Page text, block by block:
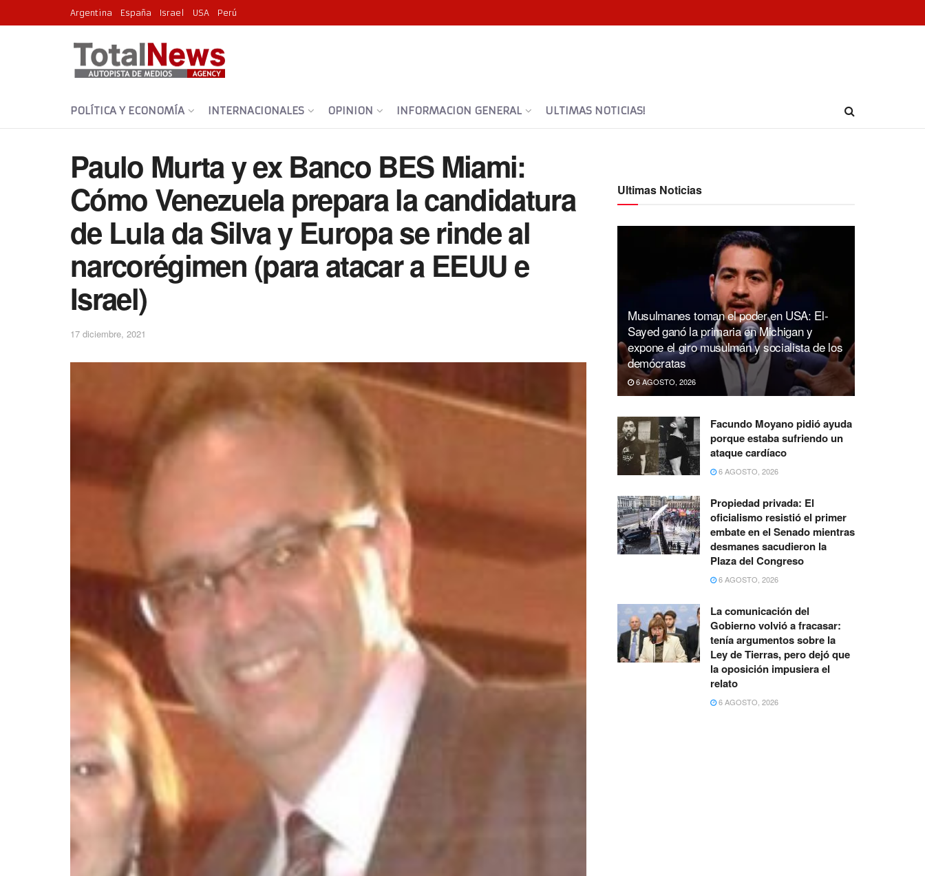
Argentina España Israel USA Perú
POLÍTICA Y ECONOMÍA INTERNACIONALES OPINION INFORMACION GENERAL ULTIMAS NOTICIAS!
Paulo Murta y ex Banco BES Miami:
Cómo Venezuela prepara la candidatura
de Lula da Silva y Europa se rinde al
narcorégimen (para atacar a EEUU e
Israel)
17 diciembre, 2021
Ultimas Noticias
Musulmanes toman el poder en USA: El-
Sayed ganó la primaria en Michigan y
expone el giro musulmán y socialista de los
demócratas
6 AGOSTO, 2026
Facundo Moyano pidió ayuda
porque estaba sufriendo un
ataque cardíaco
6 AGOSTO, 2026
Propiedad privada: El
oficialismo resistió el primer
embate en el Senado mientras
desmanes sacudieron la
Plaza del Congreso
6 AGOSTO, 2026
La comunicación del
Gobierno volvió a fracasar:
tenía argumentos sobre la
Ley de Tierras, pero dejó que
la oposición impusiera el
relato
6 AGOSTO, 2026